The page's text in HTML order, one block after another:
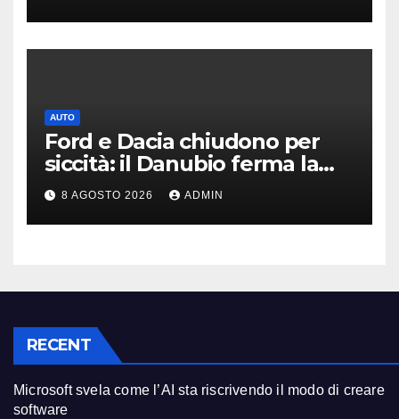
AUTO
Ford e Dacia chiudono per
siccità: il Danubio ferma la
produzione auto
8 AGOSTO 2026 ADMIN
RECENT
Microsoft svela come l’AI sta riscrivendo il modo di creare
software